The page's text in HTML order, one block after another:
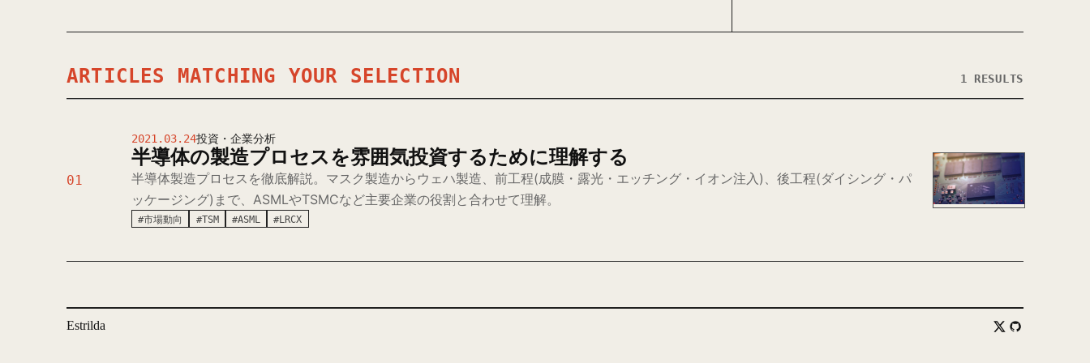
ARTICLES MATCHING YOUR SELECTION 1 RESULTS
01
2021.03.24投資・企業分析
半導体の製造プロセスを雰囲気投資するために理解する
半導体製造プロセスを徹底解説。マスク製造からウェハ製造、前工程(成膜・露光・エッチング・イオン注入)、後工程(ダイシング・パ
ッケージング)まで、ASMLやTSMCなど主要企業の役割と合わせて理解。
#市場動向 #TSM #ASML #LRCX
Estrilda